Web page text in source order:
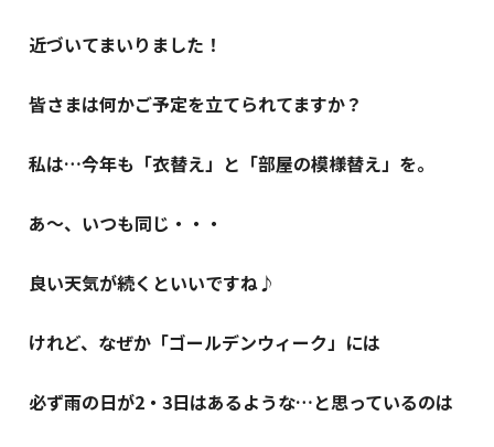
近づいてまいりました！
皆さまは何かご予定を立てられてますか？
私は…今年も「衣替え」と「部屋の模様替え」を。
あ～、いつも同じ・・・
良い天気が続くといいですね♪
けれど、なぜか「ゴールデンウィーク」には
必ず雨の日が2・3日はあるような…と思っているのは